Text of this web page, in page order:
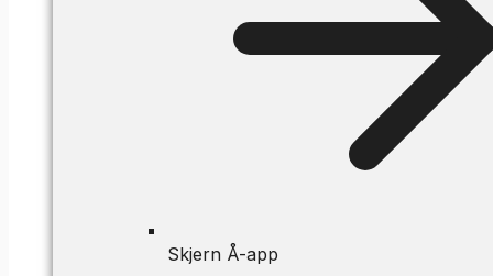
Skjern Å-app